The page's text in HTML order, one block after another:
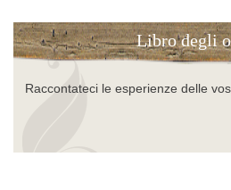
Libro degli
Raccontateci le esperienze delle